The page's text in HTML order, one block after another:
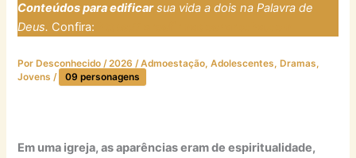
Conteúdos para edificarsua vida a dois na Palavra de
Deus. Confira:
Por Desconhecido/2026/Admoestação,Adolescentes, Dramas,
Jovens / 09 personagens
Em uma igreja, as aparências eram de espiritualidade,